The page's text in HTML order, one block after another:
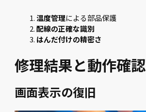
温度管理による部品保護
配線の正確な識別
はんだ付けの精密さ
修理結果と動作確認
画面表示の復旧